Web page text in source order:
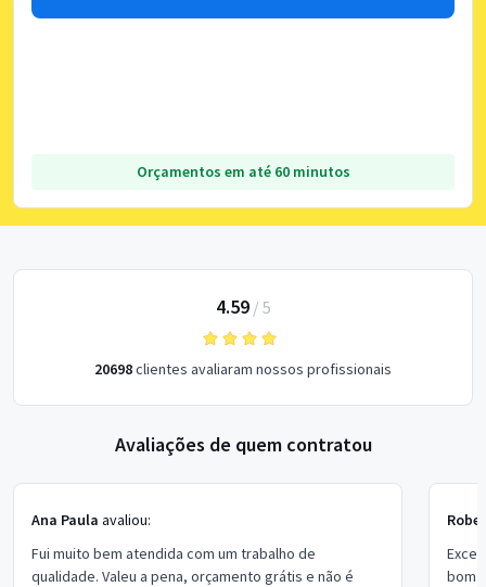
Orçamentos em até 60 minutos
4.59/ 5
20698clientes avaliaram nossos profissionais
Avaliações de quem contratou
Ana Paula avaliou:
Fui muito bem atendida com um trabalho de
qualidade. Valeu a pena, orçamento grátis e não é
bom